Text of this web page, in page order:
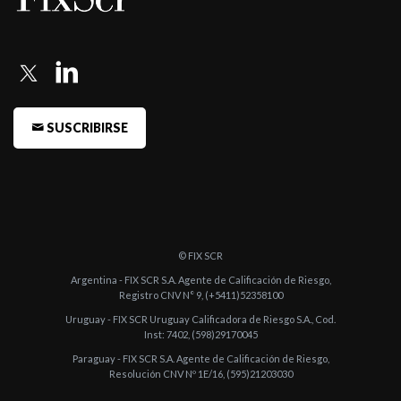
-Fitch confirma las calificaciones de Banco Sáenz S.A.
-Fitch confirma las calificaciones de Banco Sáenz SA
Fitch confirma las calificaciones de Banco Sáenz
Fitch sube a A(arg) la calificación de Endeudamiento de Largo
Plazo de Banc ...
Fitch confirma en A- Perspectiva Positiva la calificación de
SUSCRIBIRSE
© FIX SCR
Argentina - FIX SCR S.A. Agente de Calificación de Riesgo,
Registro CNV N° 9, (+5411)52358100
Uruguay - FIX SCR Uruguay Calificadora de Riesgo S.A., Cod.
Inst: 7402, (598)29170045
Paraguay - FIX SCR S.A. Agente de Calificación de Riesgo,
Resolución CNV Nº 1E/16, (595)21203030